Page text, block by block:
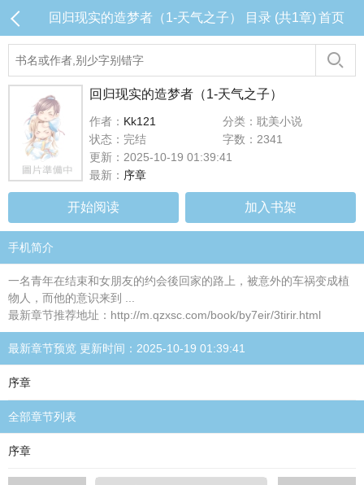
回归现实的造梦者（1-天气之子） 目录 (共1章) 首页
回归现实的造梦者（1-天气之子）
作者： Kk121
分类：耽美小说
状态：完结
字数：2341
更新：2025-10-19 01:39:41
最新： 序章
开始阅读 加入书架
手机简介
一名青年在结束和女朋友的约会後回家的路上，被意外的车祸变成植
物人，而他的意识来到 ...
最新章节推荐地址：http://m.qzxsc.com/book/by7eir/3tirir.html
最新章节预览 更新时间：2025-10-19 01:39:41
序章
全部章节列表
序章